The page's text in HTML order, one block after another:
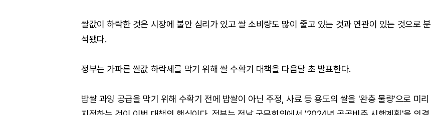
쌀값이 하락한 것은 시장에 불안 심리가 있고 쌀 소비량도 많이 줄고 있는 것과 연관이 있는 것으로 분
석됐다.
정부는 가파른 쌀값 하락세를 막기 위해 쌀 수확기 대책을 다음달 초 발표한다.
밥쌀 과잉 공급을 막기 위해 수확기 전에 밥쌀이 아닌 주정, 사료 등 용도의 쌀을 '완충 물량'으로 미리